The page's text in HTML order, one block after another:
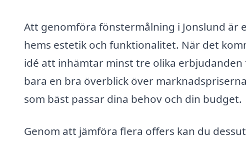
Att genomföra fönstermålning i Jonslund
hems estetik och funktionalitet. När det
idé att inhämtar minst tre olika
bara en bra överblick över
som bäst passar dina behov och din budget.
Genom att jämföra flera offers kan du